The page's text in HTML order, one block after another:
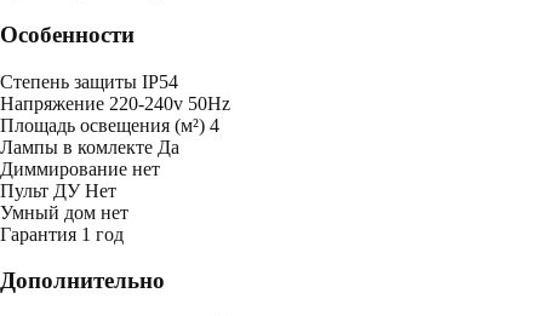
Особенности
Степень защиты IP54
Напряжение 220-240v 50Hz
Площадь освещения (м²) 4
Лампы в комлекте Да
Диммирование нет
Пульт ДУНет
Умный дом нет
Гарантия 1 год
Дополнительно